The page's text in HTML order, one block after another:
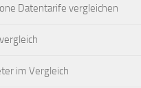
Datentarife vergleichen
im Vergleich